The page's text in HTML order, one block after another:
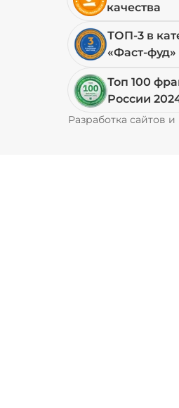
качества
ТОП-3 в
«Фаст-фуд»
Топ 100
России
Разработка сайтов